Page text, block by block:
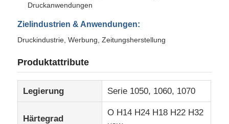
Zu Hause
Produkte
Über uns
Druckanwendungen
Zielindustrien & Anwendungen:
Druckindustrie, Werbung, Zeitungsherstellung
Produktattribute
Legierung Serie 1050, 1060, 1070
Härtegrad
O H14 H24 H18 H22 H32